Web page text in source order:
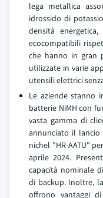
lega metallica
idrossido di
densità
ecocompatibili
che hanno in gran
utilizzate in varie
utensili elettrici
Le aziende stanno
batterie NiMH con
vasta gamma di
annunciato il
nichel "HR-AATU"
aprile 2024.
capacità nominale
di backup. Inoltre,
offrono vantaggi